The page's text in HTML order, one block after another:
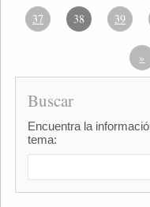
37 38 39
»
Buscar
Encuentra la
tema: